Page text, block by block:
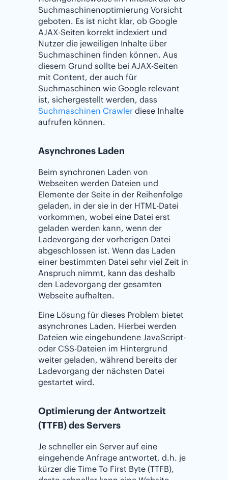
Suchmaschinenoptimierung Vorsicht
geboten. Es ist nicht klar, ob Google
AJAX-Seiten korrekt indexiert und
Nutzer die jeweiligen Inhalte über
Suchmaschinen finden können. Aus
diesem Grund sollte bei AJAX-Seiten
mit Content, der auch für
Suchmaschinen wie Google relevant
ist, sichergestellt werden, dass
Suchmaschinen Crawler diese Inhalte
aufrufen können.
Asynchrones Laden
Beim synchronen Laden von
Webseiten werden Dateien und
Elemente der Seite in der Reihenfolge
geladen, in der sie in der HTML-Datei
vorkommen, wobei eine Datei erst
geladen werden kann, wenn der
Ladevorgang der vorherigen Datei
abgeschlossen ist. Wenn das Laden
einer bestimmten Datei sehr viel Zeit in
Anspruch nimmt, kann das deshalb
den Ladevorgang der gesamten
Webseite aufhalten.
Eine Lösung für dieses Problem bietet
asynchrones Laden. Hierbei werden
Dateien wie eingebundene JavaScript-
oder CSS-Dateien im Hintergrund
weiter geladen, während bereits der
Ladevorgang der nächsten Datei
gestartet wird.
Optimierung der Antwortzeit
(TTFB) des Servers
Je schneller ein Server auf eine
eingehende Anfrage antwortet, d.h. je
kürzer die Time To First Byte (TTFB),